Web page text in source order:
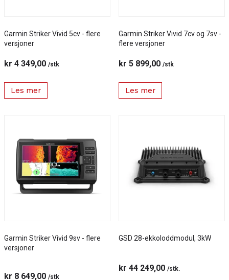
Garmin Striker Vivid 5cv - flere
versjoner
kr 4 349,00 /stk
Les mer
Garmin Striker Vivid 7cv og 7sv -
flere versjoner
kr 5 899,00 /stk
Les mer
Garmin Striker Vivid 9sv - flere
versjoner
kr 8 649,00 /stk
GSD 28-ekkoloddmodul, 3kW
kr 44 249,00 /stk.